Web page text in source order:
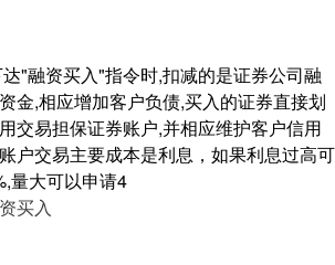
"融资买入"指令时,扣减的是证券公司融
金,相应增加客户负债,买入的证券直接划
交易担保证券账户,并相应维护客户信用
户交易主要成本是利息，如果利息过高可
量大可以申请4
买入